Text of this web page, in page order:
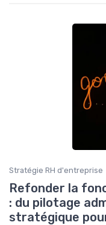
Stratégie RH d'entreprise
Refonder la
: du pilotage
stratégique